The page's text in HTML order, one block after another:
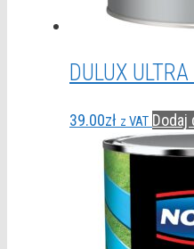
DULUX
39.00zł z VAT Dodaj